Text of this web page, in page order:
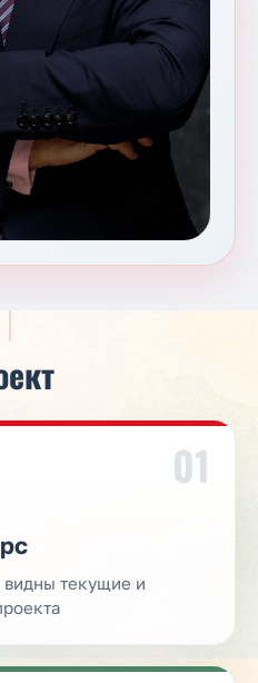
01
видны текущие и